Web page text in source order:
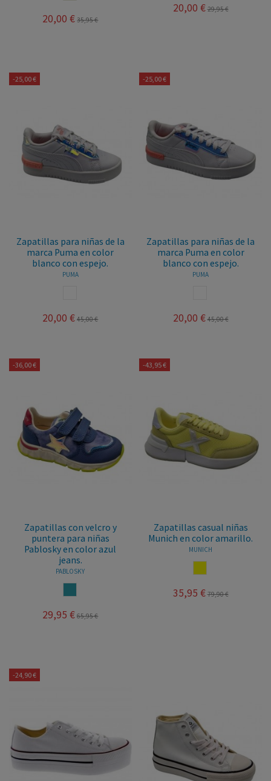
20,00 € 35,95 €
20,00 € 29,95 €
-25,00 €
Zapatillas para niñas de la
marca Puma en color
blanco con espejo.
PUMA
20,00 € 45,00 €
-25,00 €
Zapatillas para niñas de la
marca Puma en color
blanco con espejo.
PUMA
20,00 € 45,00 €
-36,00 €
Zapatillas con velcro y
puntera para niñas
Pablosky en color azul
jeans.
PABLOSKY
29,95 € 65,95 €
-43,95 €
Zapatillas casual niñas
Munich en color amarillo.
MUNICH
35,95 € 79,90 €
-24,90 €